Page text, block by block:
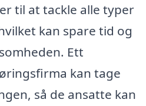
til at tackle alle typer
kan spare tid og
Ett
kan tage
så de ansatte kan